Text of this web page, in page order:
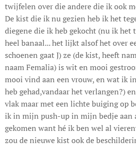
twijfelen over die andere die ik ook
De kist die ik nu gezien heb ik het
diegene die ik heb gekocht (nu ik het
heel banaal... het lijkt alsof het over
schoenen gaat J) ze (de kist, heeft
naam Femalia) is wit en mooi
mooi vind aan een vrouw, en wat ik
heb gehad,vandaar het verlangen?)
vlak maar met een lichte buiging op
ik in mijn push-up in mijn bedje aan
gekomen want hé ik ben wel al
zou de nieuwe kist ook de